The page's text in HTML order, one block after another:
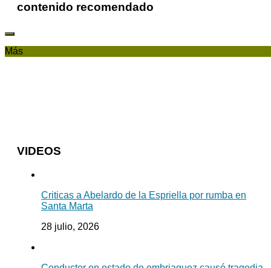
contenido recomendado
Más
VIDEOS
Criticas a Abelardo de la Espriella por rumba en
Santa Marta
28 julio, 2026